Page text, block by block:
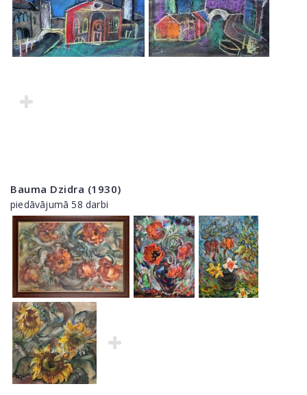
Bauma Dzidra (1930)
piedāvājumā 58 darbi